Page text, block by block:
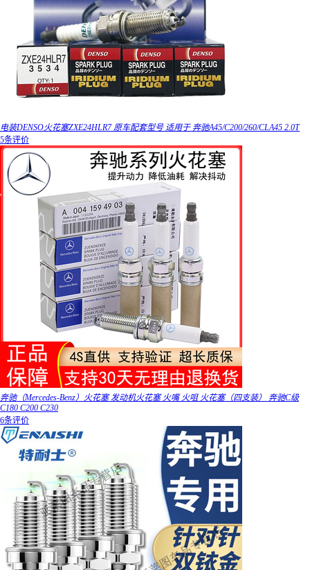
电装DENSO火花塞ZXE24HLR7 原车配套型号 适用于 奔驰A45/C200/260/CLA45 2.0T
5条评价
奔驰（Mercedes-Benz）火花塞 发动机火花塞 火嘴 火咀 火花塞（四支装） 奔驰C级
C180 C200 C230
6条评价